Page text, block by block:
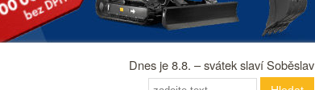
Dnes je 8.8. – svátek slaví Soběslav